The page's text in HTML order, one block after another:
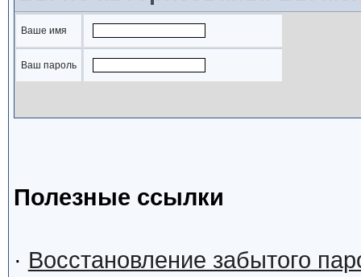
Ваше имя
Ваш пароль
Полезные ссылки
· Восстановление забытого